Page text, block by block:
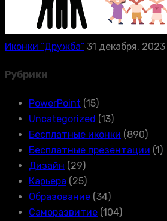
Иконки “Дружба” 31 декабря, 2023
Рубрики
PowerPoint (15)
Uncategorized (13)
Бесплатные иконки (890)
Бесплатные презентации (1)
Дизайн (29)
Карьера (25)
Образование (34)
Саморазвитие (104)